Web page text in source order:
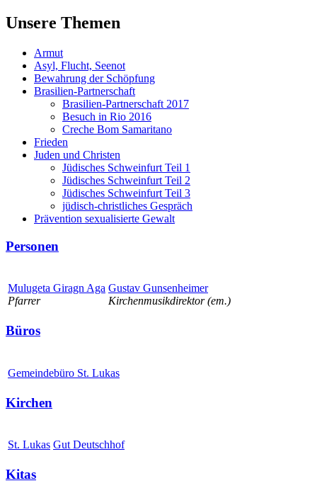
Unsere Themen
Armut
Asyl, Flucht, Seenot
Bewahrung der Schöpfung
Brasilien-Partnerschaft
Brasilien-Partnerschaft 2017
Besuch in Rio 2016
Creche Bom Samaritano
Frieden
Juden und Christen
Jüdisches Schweinfurt Teil 1
Jüdisches Schweinfurt Teil 2
Jüdisches Schweinfurt Teil 3
jüdisch-christliches Gespräch
Prävention sexualisierte Gewalt
Personen
Mulugeta Giragn Aga
Pfarrer
Gustav Gunsenheimer
Kirchenmusikdirektor (em.)
Büros
Gemeindebüro St. Lukas
Kirchen
St. Lukas Gut Deutschhof
Kitas